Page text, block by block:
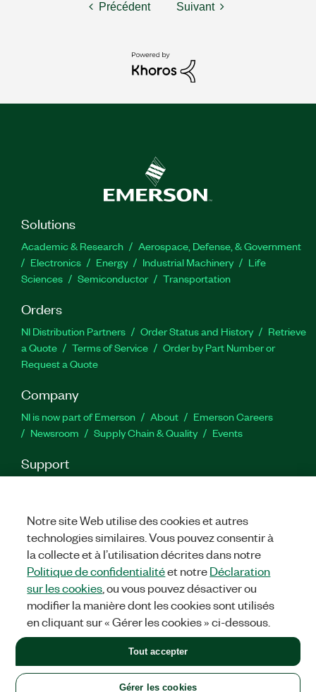
Précédent Suivant
Solutions
Academic & Research
Aerospace, Defense, & Government
Electronics
Energy Industrial Machinery
Life
Sciences
Semiconductor Transportation
Orders
NI Distribution Partners Order Status and History
Retrieve
a Quote
Terms of Service
Order by Part Number or
Request a Quote
Company
NI is now part of Emerson About
Emerson Careers
Newsroom
Supply Chain & Quality Events
Support
Feedback
Facebook
TwitterLinkedIn
United States
LEGAL|IMPRINT|PRIVACY|Gérer les cookies
©2026NATIONAL INSTRUMENTS CORP. ALL RIGHTS RESERVED.
+1 877 388 1952
Notre site Web utilise des cookies et autres
technologies similaires. Vous pouvez consentir à
la collecte et à l’utilisation décrites dans notre
Politique de confidentialitéet notreDéclaration
sur les cookies , ou vous pouvez désactiver ou
modifier la manière dont les cookies sont utilisés
en cliquant sur « Gérer les cookies » ci-dessous.
Gérer les cookies
Tout accepter